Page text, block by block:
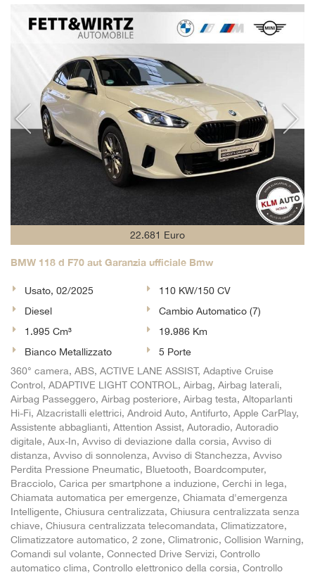
22.681 Euro
BMW 118 d F70 aut Garanzia ufficiale Bmw
Usato, 02/2025
110 KW/150 CV
Diesel
Cambio Automatico (7)
1.995 Cm³
19.986 Km
Bianco Metallizzato
5 Porte
360° camera, ABS, ACTIVE LANE ASSIST, Adaptive Cruise
Control, ADAPTIVE LIGHT CONTROL, Airbag, Airbag laterali,
Airbag Passeggero, Airbag posteriore, Airbag testa, Altoparlanti
Hi-Fi, Alzacristalli elettrici, Android Auto, Antifurto, Apple CarPlay,
Assistente abbaglianti, Attention Assist, Autoradio, Autoradio
digitale, Aux-In, Avviso di deviazione dalla corsia, Avviso di
distanza, Avviso di sonnolenza, Avviso di Stanchezza, Avviso
Perdita Pressione Pneumatic, Bluetooth, Boardcomputer,
Bracciolo, Carica per smartphone a induzione, Cerchi in lega,
Chiamata automatica per emergenze, Chiamata d'emergenza
Intelligente, Chiusura centralizzata, Chiusura centralizzata senza
chiave, Chiusura centralizzata telecomandata, Climatizzatore,
Climatizzatore automatico, 2 zone, Climatronic, Collision Warning,
Comandi sul volante, Connected Drive Servizi, Controllo
automatico clima, Controllo elettronico della corsia, Controllo